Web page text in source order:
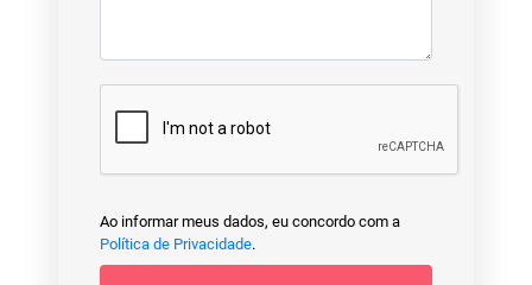
Ao informar meus dados, eu concordo com a
Política de Privacidade.